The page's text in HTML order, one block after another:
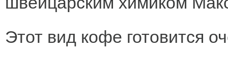
Этот вид кофе готовится